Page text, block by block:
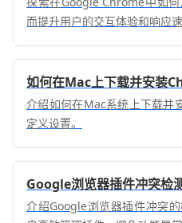
而提升用户的交互体验和响应速
介绍如何在Mac系统上下载并
定义设置。
Google浏览器插件冲突检
介绍Google浏览器插件冲突